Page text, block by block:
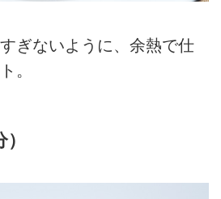
ぎないように、余熱で仕
。